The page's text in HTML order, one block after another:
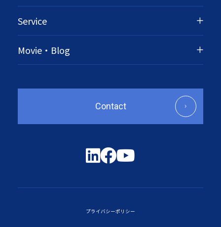
Service
Movie・Blog
Contact
プライバシーポリシー